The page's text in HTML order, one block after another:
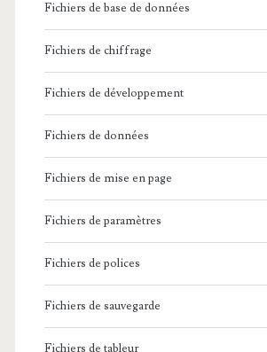
Fichiers de base de données
Fichiers de chiffrage
Fichiers de développement
Fichiers de données
Fichiers de mise en page
Fichiers de paramètres
Fichiers de polices
Fichiers de sauvegarde
Fichiers de tableur